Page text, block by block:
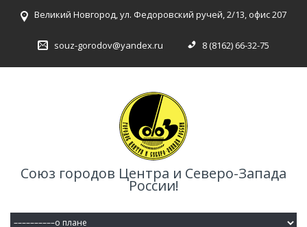
Великий Новгород, ул. Федоровский ручей, 2/13, офис 207
souz-gorodov@yandex.ru 8 (8162) 66-32-75
Союз городов Центра и Северо-Запада
России!